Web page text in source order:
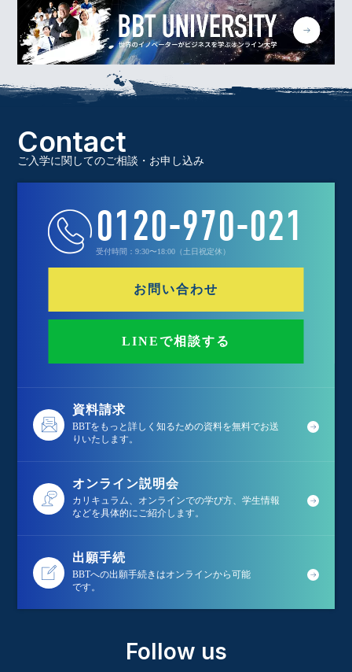
Contact
ご入学に関してのご相談・お申し込み
0120-970-021
受付時間：9:30〜18:00（土日祝定休）
お問い合わせ
LINEで相談する
資料請求
BBTをもっと詳しく知るための資料を無料でお送
りいたします。
オンライン説明会
カリキュラム、オンラインでの学び方、学生情報
などを具体的にご紹介します。
出願手続
BBTへの出願手続きはオンラインから可能
です。
Follow us